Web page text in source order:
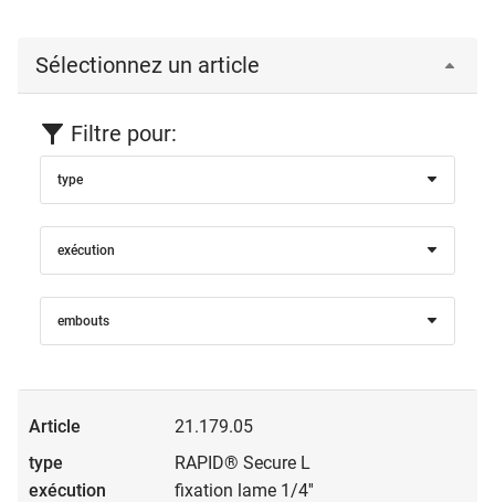
Sélectionnez un article
Filtre pour:
type
exécution
embouts
21.179.05
RAPID® Secure L
fixation lame 1/4''